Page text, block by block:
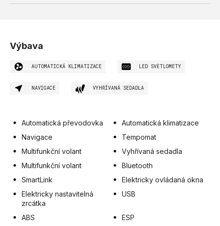
Výbava
AUTOMATICKÁ KLIMATIZACE LED SVĚTLOMETY
NAVIGACE VYHŘÍVANÁ SEDADLA
Automatická převodovka
Automatická klimatizace
Navigace
Tempomat
Multifunkční volant
Vyhřívaná sedadla
Multifunkční volant
Bluetooth
SmartLink
Elektricky ovládaná okna
Elektricky nastavitelná
zrcátka
USB
ABS ESP